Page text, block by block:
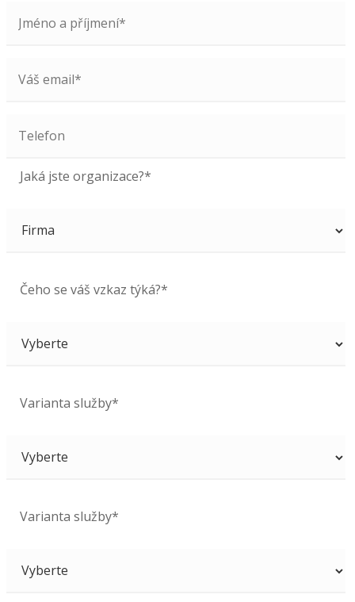
Jaká jste organizace?*
Čeho se váš vzkaz týká?*
Varianta služby*
Varianta služby*